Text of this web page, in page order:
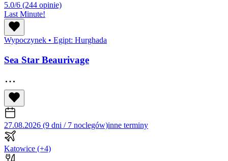
5.0/6 (244 opinie)
Last Minute!
Wypoczynek • Egipt: Hurghada
Sea Star Beaurivage
27.08.2026 (9 dni / 7 noclegów)inne terminy
Katowice (+4)